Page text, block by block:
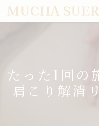
たった1回の
肩こり解消